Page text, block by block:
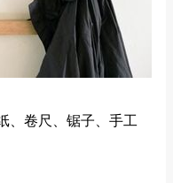
、卷尺、锯子、手工